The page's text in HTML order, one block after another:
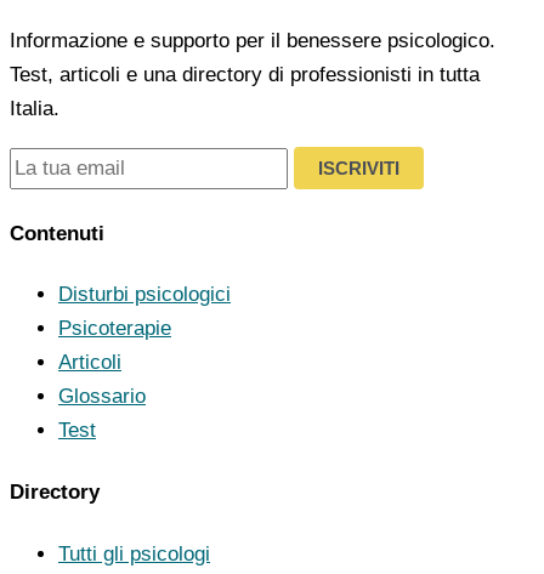
Informazione e supporto per il benessere psicologico.
Test, articoli e una directory di professionisti in tutta
Italia.
ISCRIVITI
Contenuti
Disturbi psicologici
Psicoterapie
Articoli
Glossario
Test
Directory
Tutti gli psicologi